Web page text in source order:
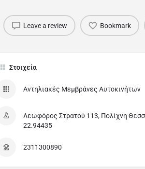
Leave a review Bookmark
Στοιχεία
Αντηλιακές Μεμβράνες Αυτοκινήτων
Λεωφόρος Στρατού 113, Πολίχνη
22.94435
2311300890